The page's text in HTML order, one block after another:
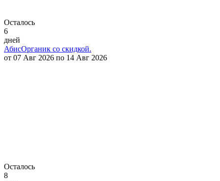
Осталось
6
дней
АбисОрганик со скидкой.
от 07 Авг 2026 по 14 Авг 2026
Осталось
8